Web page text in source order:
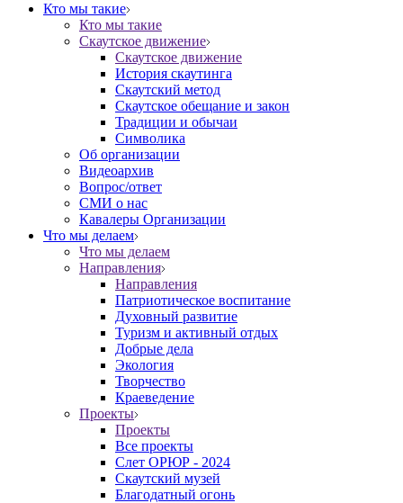
Кто мы такие
Кто мы такие
Скаутское движение
Скаутское движение
История скаутинга
Скаутский метод
Скаутское обещание и закон
Традиции и обычаи
Символика
Об организации
Видеоархив
Вопрос/ответ
СМИ о нас
Кавалеры Организации
Что мы делаем
Что мы делаем
Направления
Направления
Патриотическое воспитание
Духовный развитие
Туризм и активный отдых
Добрые дела
Экология
Творчество
Краеведение
Проекты
Проекты
Все проекты
Слет ОРЮР - 2024
Скаутский музей
Благодатный огонь